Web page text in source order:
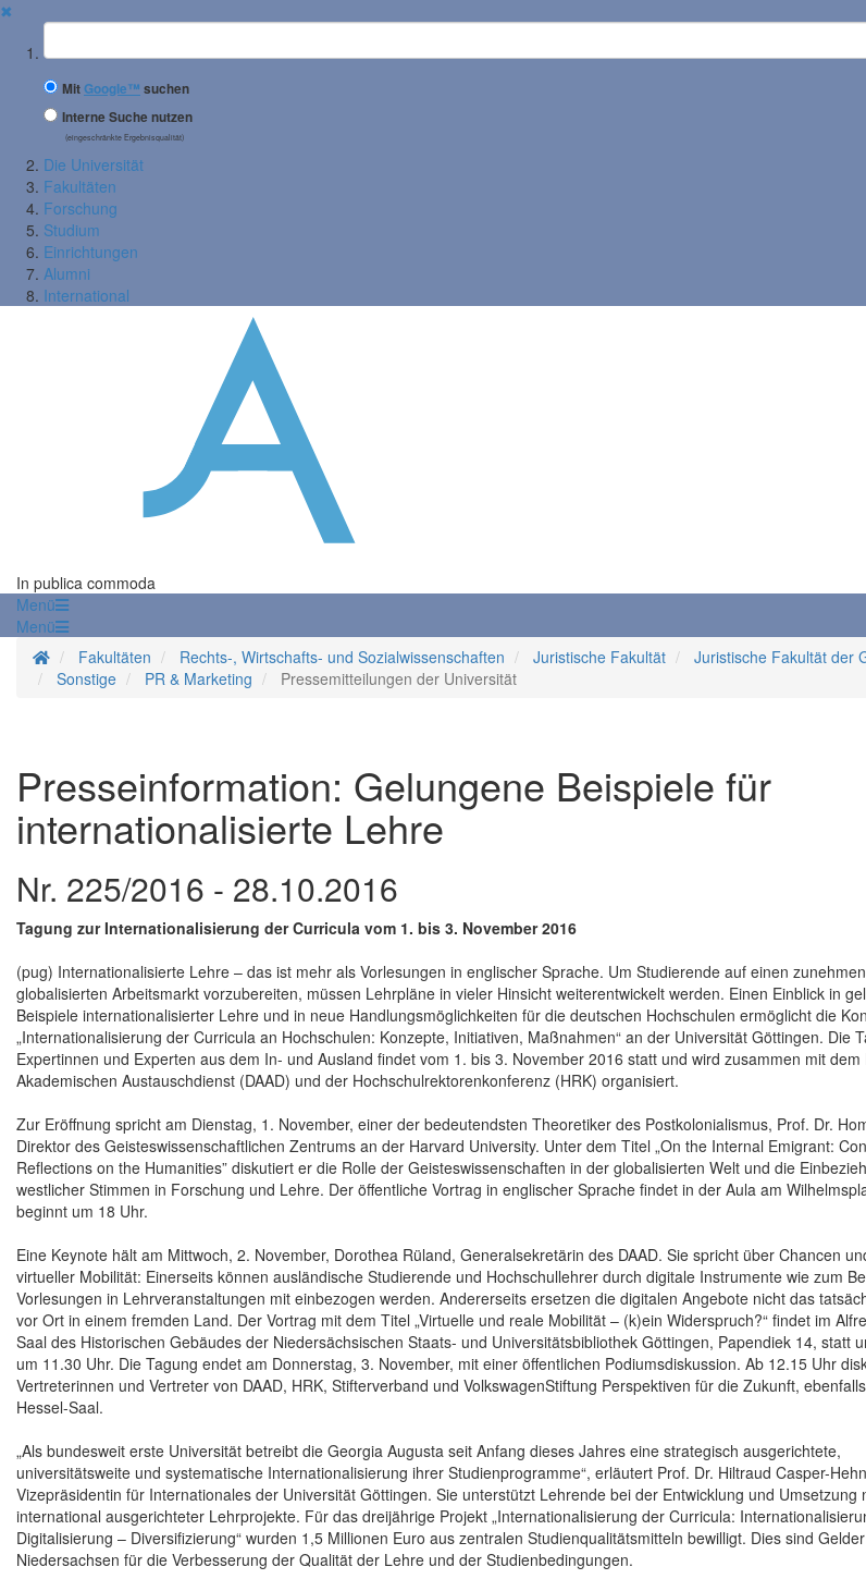
✖
Suchbegriff
MitGoogle™ suchen
Interne Suche nutzen
(eingeschränkte Ergebnisqualität)
Die Universität
Fakultäten
Forschung
Studium
Einrichtungen
Alumni
International
In publica commoda
Menü
Menü
StartseiteFakultäten Rechts-, Wirtschafts- und Sozialwissenschaften Juristische Fakultät Juristische Fakultät der
Sonstige
PR & Marketing Pressemitteilungen der Universität
Presseinformation: Gelungene Beispiele für
internationalisierte Lehre
Nr. 225/2016 - 28.10.2016
Tagung zur Internationalisierung der Curricula vom 1. bis 3. November 2016
(pug) Internationalisierte Lehre – das ist mehr als Vorlesungen in englischer Sprache. Um Studierende auf einen
globalisierten Arbeitsmarkt vorzubereiten, müssen Lehrpläne in vieler Hinsicht weiterentwickelt werden. Einen Einblick in
Beispiele internationalisierter Lehre und in neue Handlungsmöglichkeiten für die deutschen Hochschulen ermöglicht die
„Internationalisierung der Curricula an Hochschulen: Konzepte, Initiativen, Maßnahmen“ an der Universität Göttingen. Die
Expertinnen und Experten aus dem In- und Ausland findet vom 1. bis 3. November 2016 statt und wird zusammen mit dem
Akademischen Austauschdienst (DAAD) und der Hochschulrektorenkonferenz (HRK) organisiert.
Zur Eröffnung spricht am Dienstag, 1. November, einer der bedeutendsten Theoretiker des Postkolonialismus, Prof. Dr.
Direktor des Geisteswissenschaftlichen Zentrums an der Harvard University. Unter dem Titel „On the Internal Emigrant:
Reflections on the Humanities” diskutiert er die Rolle der Geisteswissenschaften in der globalisierten Welt und die
westlicher Stimmen in Forschung und Lehre. Der öffentliche Vortrag in englischer Sprache findet in der Aula am
beginnt um 18 Uhr.
Eine Keynote hält am Mittwoch, 2. November, Dorothea Rüland, Generalsekretärin des DAAD. Sie spricht über Chancen
virtueller Mobilität: Einerseits können ausländische Studierende und Hochschullehrer durch digitale Instrumente wie zum
Vorlesungen in Lehrveranstaltungen mit einbezogen werden. Andererseits ersetzen die digitalen Angebote nicht das
vor Ort in einem fremden Land. Der Vortrag mit dem Titel „Virtuelle und reale Mobilität – (k)ein Widerspruch?“ findet im
Saal des Historischen Gebäudes der Niedersächsischen Staats- und Universitätsbibliothek Göttingen, Papendiek 14, statt
um 11.30 Uhr. Die Tagung endet am Donnerstag, 3. November, mit einer öffentlichen Podiumsdiskussion. Ab 12.15 Uhr
Vertreterinnen und Vertreter von DAAD, HRK, Stifterverband und VolkswagenStiftung Perspektiven für die Zukunft,
Hessel-Saal.
„Als bundesweit erste Universität betreibt die Georgia Augusta seit Anfang dieses Jahres eine strategisch ausgerichtete,
universitätsweite und systematische Internationalisierung ihrer Studienprogramme“, erläutert Prof. Dr. Hiltraud Casper-
Vizepräsidentin für Internationales der Universität Göttingen. Sie unterstützt Lehrende bei der Entwicklung und Umsetzung
international ausgerichteter Lehrprojekte. Für das dreijährige Projekt „Internationalisierung der Curricula:
Digitalisierung – Diversifizierung“ wurden 1,5 Millionen Euro aus zentralen Studienqualitätsmitteln bewilligt. Dies sind
Niedersachsen für die Verbesserung der Qualität der Lehre und der Studienbedingungen.